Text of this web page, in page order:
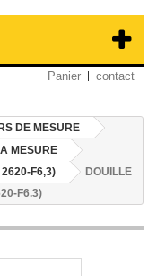
Panier contact
DE MESURE
MESURE
F6,3)
DOUILLE
F6.3)